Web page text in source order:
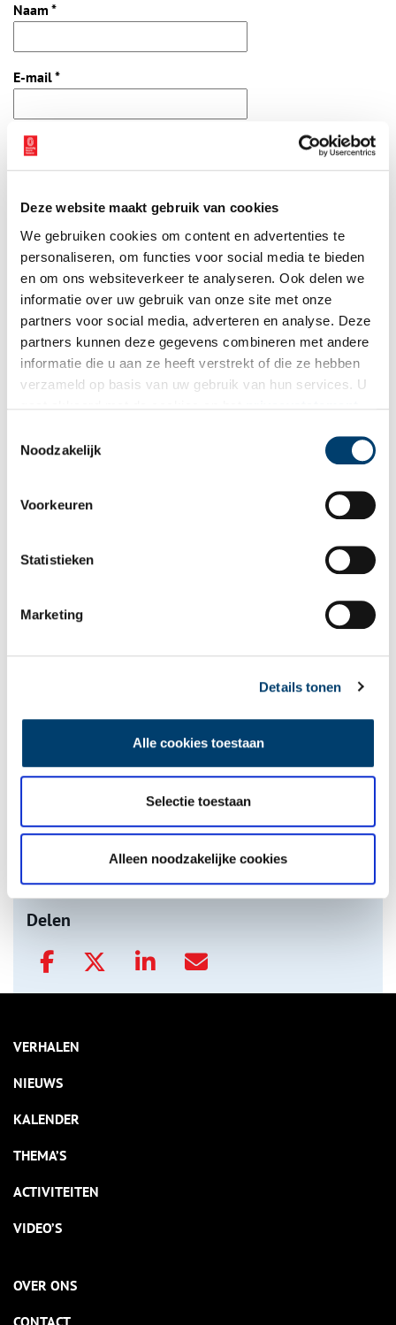
Deze website maakt gebruik van cookies
We gebruiken cookies om content en advertenties te
personaliseren, om functies voor social media te bieden
en om ons websiteverkeer te analyseren. Ook delen we
informatie over uw gebruik van onze site met onze
partners voor social media, adverteren en analyse. Deze
partners kunnen deze gegevens combineren met andere
informatie die u aan ze heeft verstrekt of die ze hebben
verzameld op basis van uw gebruik van hun services. U
Noodzakelijk
Voorkeuren
Statistieken
Marketing
Details tonen
Alle cookies toestaan
Selectie toestaan
Alleen noodzakelijke cookies
Naam *
E-mail*
Vink dit aan als u op de hoogte gehouden wil worden.
Bekijk meer video's
begraven liggen?
Tien verdwenen pretparken
onh.nl>video>
Delen
VERHALEN
NIEUWS
KALENDER
THEMA’S
ACTIVITEITEN
VIDEO’S
OVER ONS
CONTACT